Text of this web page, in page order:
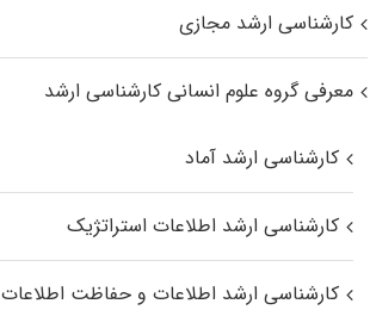
کارشناسی ارشد مجازی
معرفی گروه علوم انسانی کارشناسی ارشد
کارشناسی ارشد آماد
کارشناسی ارشد اطلاعات استراتژیک
کارشناسی ارشد اطلاعات و حفاظت اطلاعات